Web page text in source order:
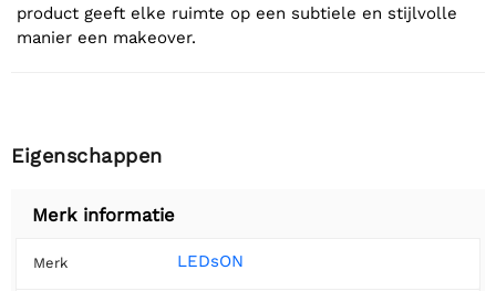
product geeft elke ruimte op een subtiele en stijlvolle
manier een makeover.
Eigenschappen
Merk informatie
Merk LEDsON